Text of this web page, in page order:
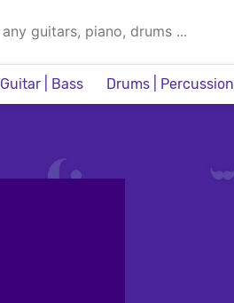
Guitar | Bass Drums | Percussion